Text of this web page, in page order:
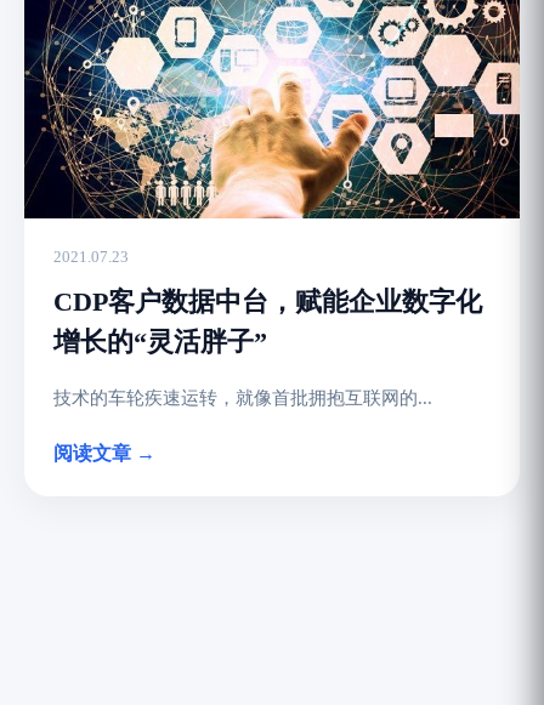
2021.07.23
CDP客户数据中台，赋能企业数字化
增长的“灵活胖子”
技术的车轮疾速运转，就像首批拥抱互联网的...
阅读文章 →